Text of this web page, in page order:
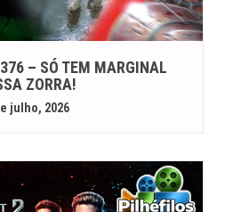
– SÓ TEM MARGINAL
ZORRA!
julho, 2026